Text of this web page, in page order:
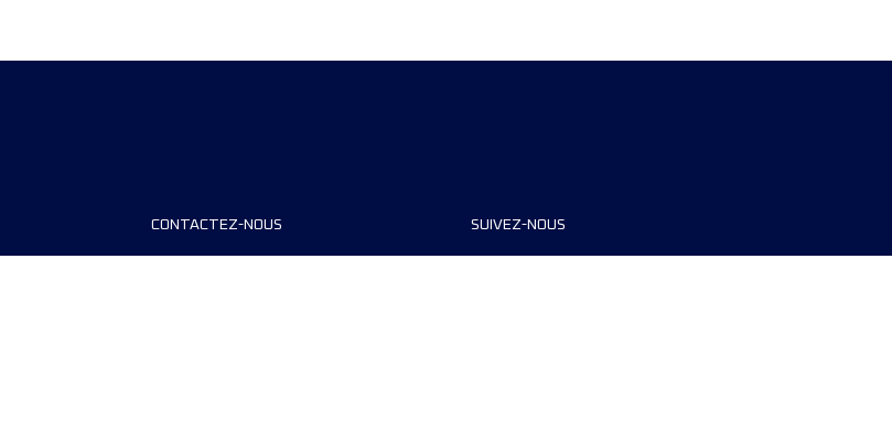
CONTACTEZ-NOUS SUIVEZ-NOUS